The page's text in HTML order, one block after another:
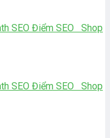
SEO Điểm SEO Shop
SEO Điểm SEO Shop